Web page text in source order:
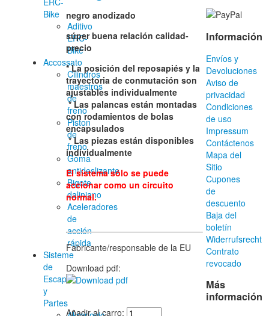
Bike
Aditivo
ERC-
Bike
Accossato
Cilindros
maestros
de
freno
Piston
de
freno
Goma
antideslizante
Bigote
daliniano
Aceleradores
de
acción
rápida
Sisteme
de
Escape
y
Partes
negro anodizado
súper buena relación calidad-
precio
* La posición del reposapiés y la
trayectoria de conmutación son
ajustables individualmente
* Las palancas están montadas
con rodamientos de bolas
encapsulados
* Las piezas están disponibles
individualmente
El sistema sólo se puede
accionar como un circuito
normal.
Fabricante/responsable de la EU
Download pdf:
Añadir al carro:
Información
Envíos y
Devoluciones
Aviso de
privacidad
Condiciones
de uso
Impressum
Contáctenos
Mapa del
Sitio
Cupones
de
descuento
Baja del
boletín
Widerrufsrecht
Contrato
revocado
Más
información